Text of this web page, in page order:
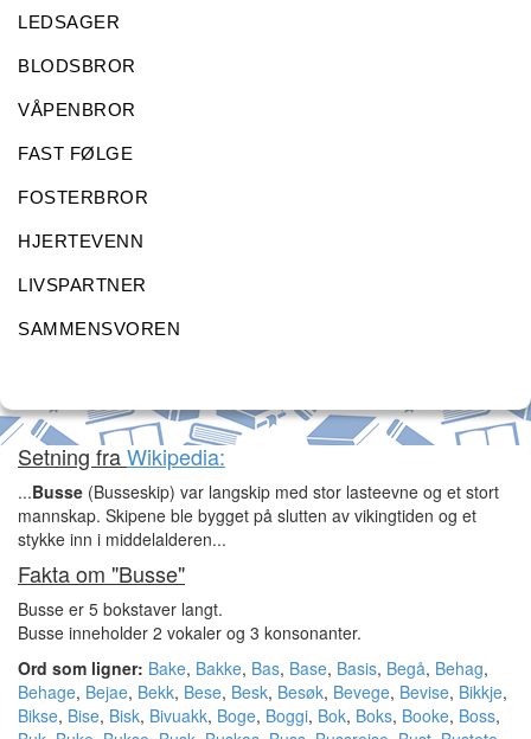
LEDSAGER
BLODSBROR
VÅPENBROR
FAST FØLGE
FOSTERBROR
HJERTEVENN
LIVSPARTNER
SAMMENSVOREN
Setning fraWikipedia:
...Busse (Busseskip) var langskip med stor lasteevne og et stort
mannskap. Skipene ble bygget på slutten av vikingtiden og et
stykke inn i middelalderen...
Fakta om "Busse"
Busse er 5 bokstaver langt.
Busse inneholder 2 vokaler og 3 konsonanter.
Ord som ligner: Bake, Bakke, Bas, Base, Basis, Begå, Behag,
Behage, Bejae, Bekk, Bese, Besk, Besøk, Bevege, Bevise, Bikkje,
Bikse, Bise, Bisk, Bivuakk, Boge, Boggi, Bok, Boks, Booke, Boss,